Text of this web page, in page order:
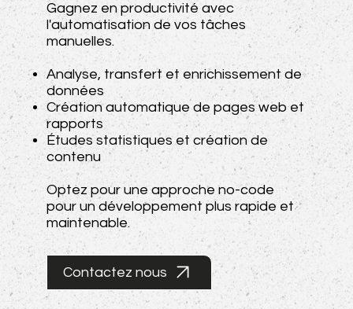
Gagnez en productivité avec
l'automatisation de vos tâches
manuelles.
Analyse, transfert et enrichissement de
données
Création automatique de pages web et
rapports
Études statistiques et création de
contenu
Optez pour une approche no-code
pour un développement plus rapide et
maintenable.
Contactez nous